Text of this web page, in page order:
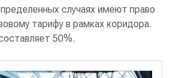
случаях имеют право
тарифу в рамках коридора.
50%.